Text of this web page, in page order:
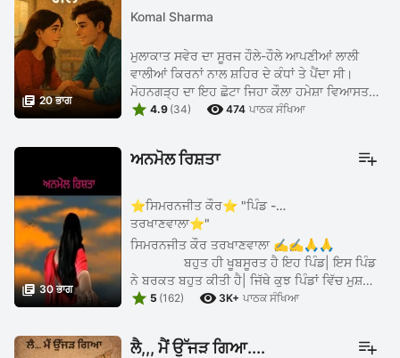
 20 ਭਾਗ
Komal Sharma
ਮੁਲਾਕਾਤ ਸਵੇਰ ਦਾ ਸੂਰਜ ਹੌਲੇ-ਹੌਲੇ ਆਪਣੀਆਂ ਲਾਲੀ
ਵਾਲੀਆਂ ਕਿਰਨਾਂ ਨਾਲ ਸ਼ਹਿਰ ਦੇ ਕੰਧਾਂ ਤੇ ਪੈਂਦਾ ਸੀ।
ਮੋਹਨਗੜ੍ਹ ਦਾ ਇਹ ਛੋਟਾ ਜਿਹਾ ਕੌਲਾ ਹਮੇਸ਼ਾ ਵਿਆਸਤ
ਰਹਿੰਦਾ ਸੀ, ਪਰ ਅੱਜ ਕੁਝ ਅਜਿਹਾ ਮਹਿਸੂਸ ਹੋ ਰਿਹਾ ਸੀ,
 4.9 (34)  474 ਪਾਠਕ ਸੰਖਿਆ
 30 ਭਾਗ
ਅਨਮੋਲ ਰਿਸ਼ਤਾ
⭐ਸਿਮਰਨਜੀਤ ਕੌਰ⭐ "ਪਿੰਡ -
ਤਰਖਾਣਵਾਲਾ⭐"
ਸਿਮਰਨਜੀਤ ਕੌਰ ਤਰਖਾਣਵਾਲਾ ✍✍🙏🙏
ਬਹੁਤ ਹੀ ਖੂਬਸੂਰਤ ਹੈ ਇਹ ਪਿੰਡ| ਇਸ ਪਿੰਡ
ਨੇ ਬਰਕਤ ਬਹੁਤ ਕੀਤੀ ਹੈ| ਜਿੱਥੇ ਕੁਝ ਪਿੰਡਾਂ ਵਿੱਚ ਮੁਸ਼ਕਿਲ
ਨਾਲ ਸਕੂਲ ਹੁੰਦੇ ਨੇ| ਪਰ ਇਸ ਪਿੰਡ ਵਿੱਚ ਹੀ ਇੱਕ ਕਾਲਜ
 5 (162)  3K+ ਪਾਠਕ ਸੰਖਿਆ
ਲੈ,,, ਮੈਂ ਉੱਜੜ ਗਿਆ....